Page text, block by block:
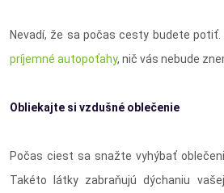
Nevadí, že sa počas cesty budete
príjemné autopoťahy, nič vás nebude
Obliekajte si vzdušné oblečenie
Počas ciest sa snažte vyhýbať
Takéto látky zabraňujú dýchaniu